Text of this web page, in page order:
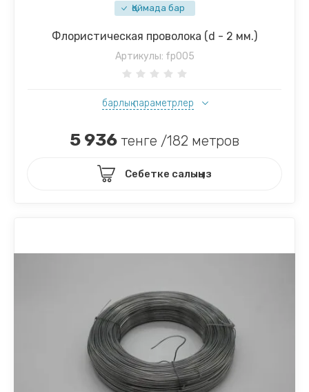
Қоймада бар
Флористическая проволока (d - 2 мм.)
Артикулы: fp005
барлық параметрлер
5 936 тенге /182 метров
Себетке салыңыз